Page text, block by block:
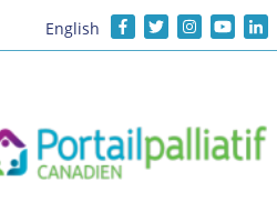
Activer/désactiver la saisie de
English